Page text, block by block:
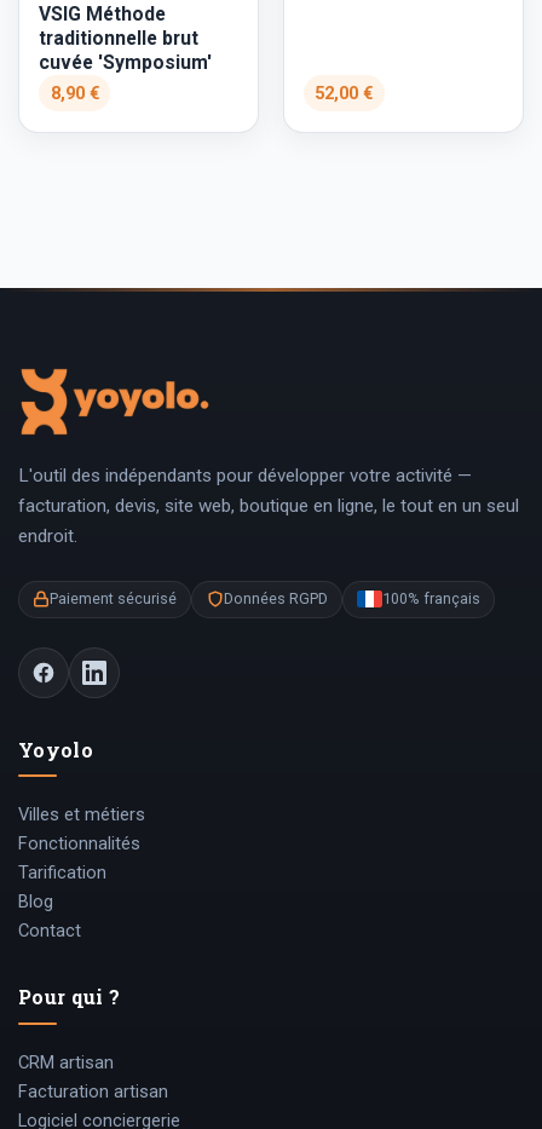
VSIG Méthode
traditionnelle brut
cuvée 'Symposium'
8,90 € 52,00 €
L'outil des indépendants pour développer votre activité —
facturation, devis, site web, boutique en ligne, le tout en un seul
endroit.
Paiement sécurisé Données RGPD 100% français
Yoyolo
Villes et métiers
Fonctionnalités
Tarification
Blog
Contact
Pour qui ?
CRM artisan
Facturation artisan
Logiciel conciergerie